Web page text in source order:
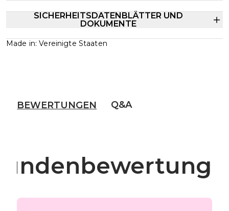
SICHERHEITSDATENBLÄTTER UND
DOKUMENTE
Made in: Vereinigte Staaten
BEWERTUNGEN Q&A